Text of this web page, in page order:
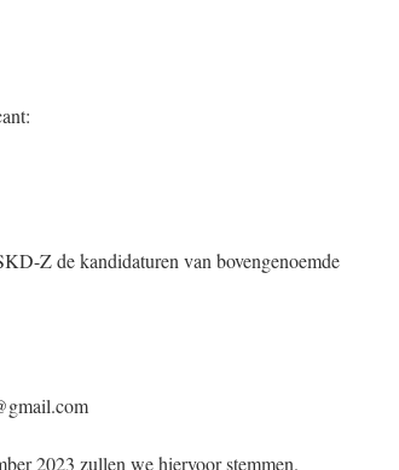
Z de kandidaturen van bovengenoemde
2023 zullen we hiervoor stemmen.